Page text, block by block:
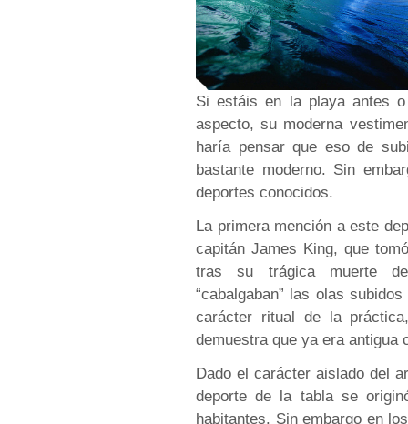
Si estáis en la playa antes
aspecto, su moderna
haría pensar que eso de
bastante moderno. Sin
deportes conocidos.
La primera mención a este
capitán James King, que
tras su trágica muerte
“cabalgaban” las olas
carácter ritual de la
demuestra que ya era antigua
Dado el carácter aislado del
deporte de la tabla se
habitantes. Sin embargo en